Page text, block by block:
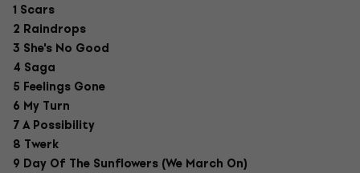
1 Scars
2 Raindrops
3 She's No Good
4 Saga
5 Feelings Gone
6 My Turn
7 A Possibility
8 Twerk
9 Day Of The Sunflowers (We March On)